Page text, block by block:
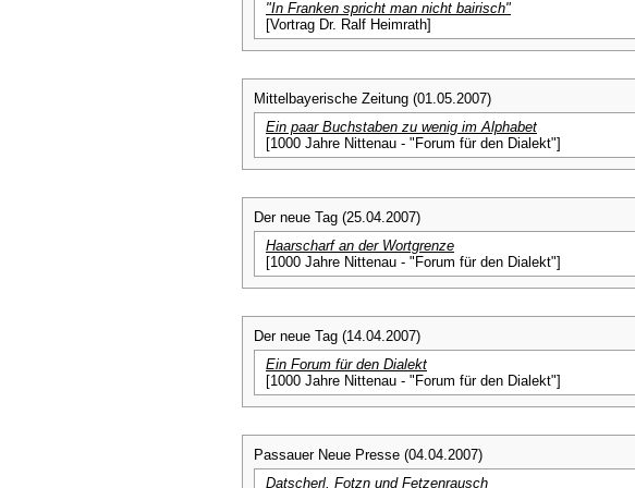
"In Franken spricht man nicht bairisch"
[Vortrag Dr. Ralf Heimrath]
Mittelbayerische Zeitung (01.05.2007)
Ein paar Buchstaben zu wenig im Alphabet
[1000 Jahre Nittenau - "Forum für den Dialekt"]
Der neue Tag (25.04.2007)
Haarscharf an der Wortgrenze
[1000 Jahre Nittenau - "Forum für den Dialekt"]
Der neue Tag (14.04.2007)
Ein Forum für den Dialekt
[1000 Jahre Nittenau - "Forum für den Dialekt"]
Passauer Neue Presse (04.04.2007)
Datscherl, Fotzn und Fetzenrausch